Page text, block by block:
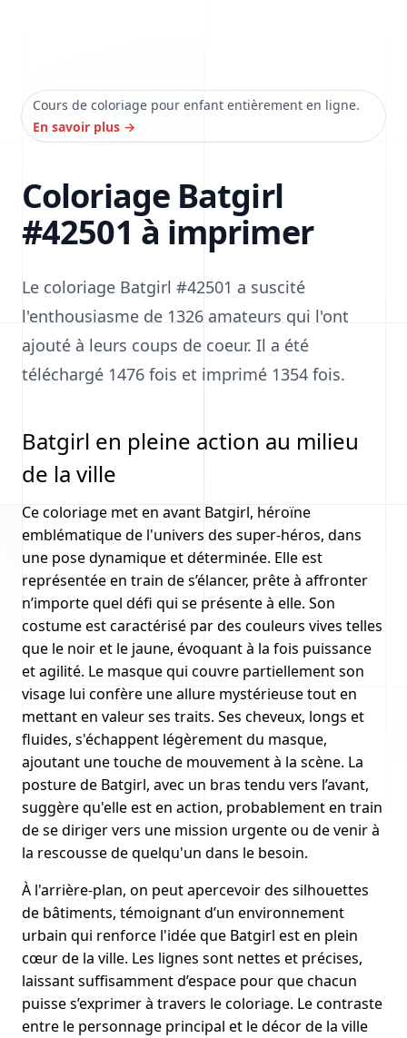
Cours de coloriage pour enfant entièrement en ligne.
En savoir plus →
Coloriage Batgirl
#42501 à imprimer
Le coloriage Batgirl #42501 a suscité
l'enthousiasme de 1326 amateurs qui l'ont
ajouté à leurs coups de coeur. Il a été
téléchargé 1476 fois et imprimé 1354 fois.
Batgirl en pleine action au milieu
de la ville
Ce coloriage met en avant Batgirl, héroïne
emblématique de l'univers des super-héros, dans
une pose dynamique et déterminée. Elle est
représentée en train de s’élancer, prête à affronter
n’importe quel défi qui se présente à elle. Son
costume est caractérisé par des couleurs vives telles
que le noir et le jaune, évoquant à la fois puissance
et agilité. Le masque qui couvre partiellement son
visage lui confère une allure mystérieuse tout en
mettant en valeur ses traits. Ses cheveux, longs et
fluides, s'échappent légèrement du masque,
ajoutant une touche de mouvement à la scène. La
posture de Batgirl, avec un bras tendu vers l’avant,
suggère qu'elle est en action, probablement en train
de se diriger vers une mission urgente ou de venir à
la rescousse de quelqu'un dans le besoin.
À l'arrière-plan, on peut apercevoir des silhouettes
de bâtiments, témoignant d’un environnement
urbain qui renforce l'idée que Batgirl est en plein
cœur de la ville. Les lignes sont nettes et précises,
laissant suffisamment d’espace pour que chacun
puisse s’exprimer à travers le coloriage. Le contraste
entre le personnage principal et le décor de la ville